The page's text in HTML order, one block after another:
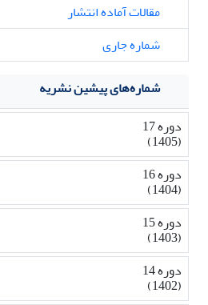
مقالات آماده انتشار
شماره جاری
شماره‌های پیشین نشریه
دوره 17
(1405)
دوره 16
(1404)
دوره 15
(1403)
دوره 14
(1402)